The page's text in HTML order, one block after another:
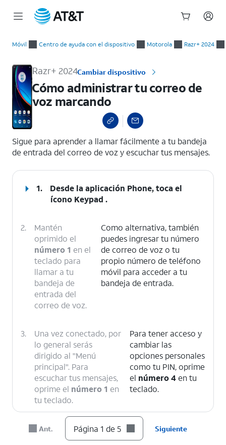
Móvil Centro de ayuda con el dispositivo Motorola Razr+ 2024
Razr+ 2024Cambiar dispositivo
Cómo administrar tu correo de
voz marcando
Sigue para aprender a llamar fácilmente a tu bandeja
de entrada del correo de voz y escuchar tus mensajes.
1.
Desde la aplicación Phone, toca el
ícono Keypad .
2.
Mantén
oprimido el
número 1 en el
teclado para
llamar a tu
bandeja de
entrada del
correo de voz.
Como alternativa, también
puedes ingresar tu número
de correo de voz o tu
propio número de teléfono
móvil para acceder a tu
bandeja de entrada.
3.
Una vez conectado, por
lo general serás
dirigido al "Menú
principal". Para
escuchar tus mensajes,
oprime el número 1 en
tu teclado.
Para tener acceso y
cambiar las
opciones personales
como tu PIN, oprime
el número 4en tu
teclado.
Sigue las
opciones del
Estas son algunas teclas
comunes que puedes usar
Ant. Página 1 de 5 Siguiente